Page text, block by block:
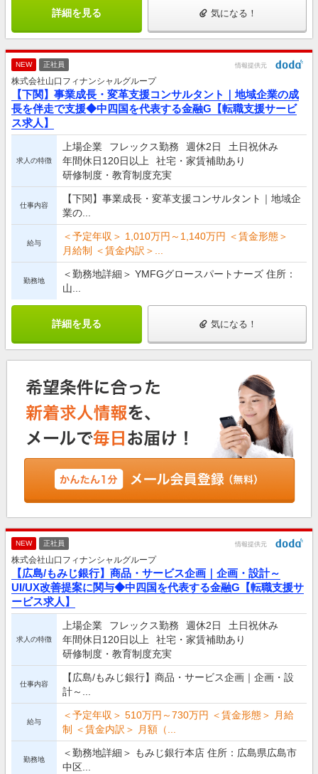
詳細を見る 気になる！
NEW 正社員 情報提供元
株式会社山口フィナンシャルグループ
【下関】事業成長・変革支援コンサルタント｜地域企業の成
長を伴走で支援◆中四国を代表する金融G【転職支援サービ
ス求人】
求人の特徴
上場企業 フレックス勤務 週休2日
土日祝休み
年間休日120日以上
社宅・家賃補助あり
研修制度・教育制度充実
仕事内容
【下関】事業成長・変革支援コンサルタント｜地域企
業の...
給与
＜予定年収＞ 1,010万円～1,140万円 ＜賃金形態＞
月給制 ＜賃金内訳＞...
勤務地
＜勤務地詳細＞ YMFGグロースパートナーズ 住所：
山...
詳細を見る 気になる！
NEW 正社員 情報提供元
株式会社山口フィナンシャルグループ
【広島/もみじ銀行】商品・サービス企画｜企画・設計～
UI/UX改善提案に関与◆中四国を代表する金融G【転職支援サ
ービス求人】
求人の特徴
上場企業 フレックス勤務 週休2日
土日祝休み
年間休日120日以上
社宅・家賃補助あり
研修制度・教育制度充実
仕事内容
【広島/もみじ銀行】商品・サービス企画｜企画・設
計～...
給与
＜予定年収＞ 510万円～730万円 ＜賃金形態＞ 月給
制 ＜賃金内訳＞ 月額（...
勤務地
＜勤務地詳細＞ もみじ銀行本店 住所：広島県広島市
中区...